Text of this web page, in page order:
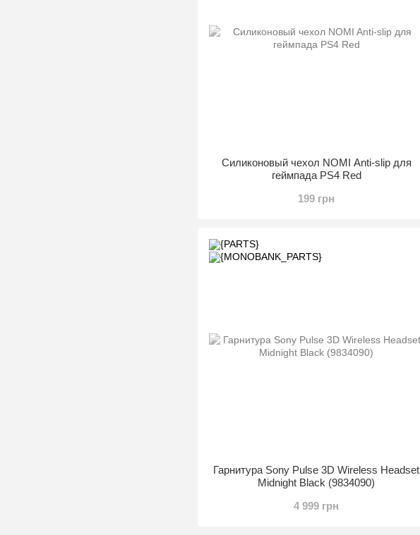
Силиконовый чехол NOMI Anti-slip для
геймпада PS4 Red
199 грн
Гарнитура Sony Pulse 3D Wireless Headset
Midnight Black (9834090)
4 999 грн